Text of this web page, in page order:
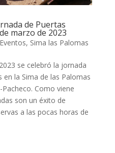
de Puertas
marzo de 2023
Eventos, Sima las Palomas
se celebró la jornada
en la Sima de las Palomas
Como viene
son un éxito de
a las pocas horas de